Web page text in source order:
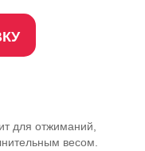
для отжиманий,
весом.